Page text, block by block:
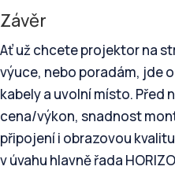
Závěr
Ať už chcete projektor na
výuce, nebo poradám, jde
kabely a uvolní místo. Před
cena/výkon, snadnost
připojení i obrazovou
v úvahu hlavně řada